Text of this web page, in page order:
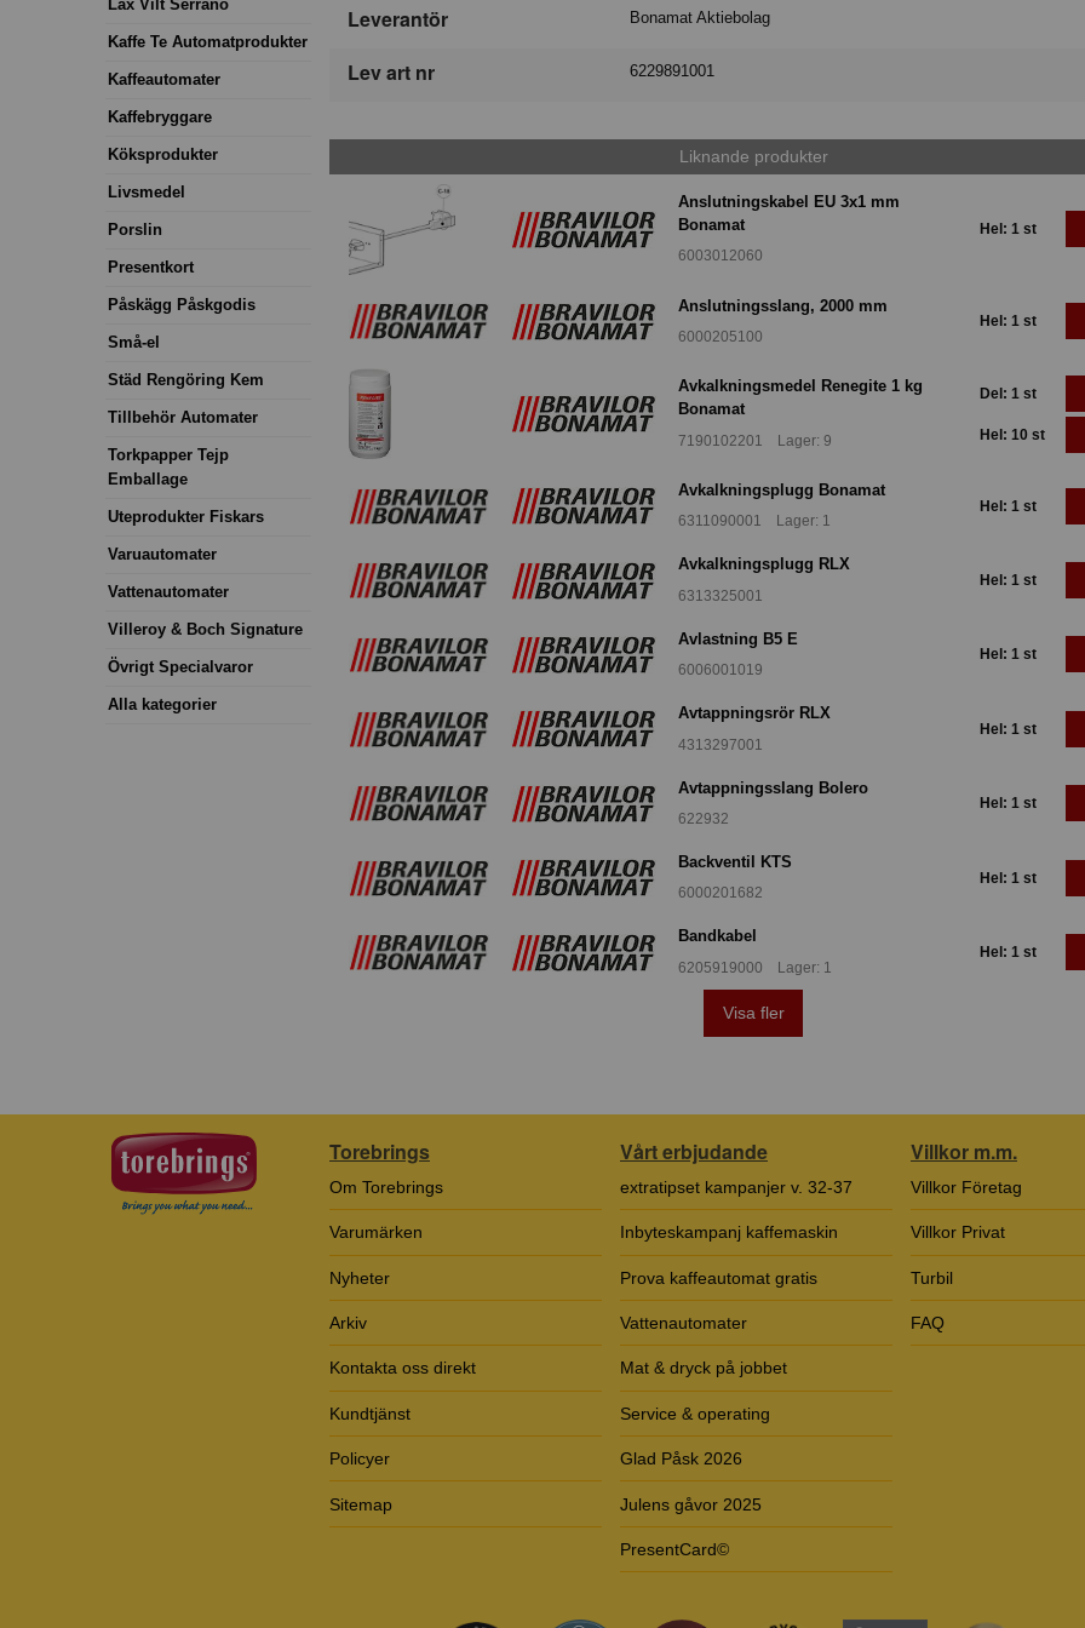
Lax Vilt Serrano
Kaffe Te Automatprodukter
Kaffeautomater
Kaffebryggare
Köksprodukter
Livsmedel
Porslin
Presentkort
Påskägg Påskgodis
Små-el
Städ Rengöring Kem
Tillbehör Automater
Torkpapper Tejp
Emballage
Uteprodukter Fiskars
Varuautomater
Vattenautomater
Villeroy & Boch Signature
Övrigt Specialvaror
Alla kategorier
Leverantör Bonamat Aktiebolag
Lev art nr 6229891001
Liknande produkter
Anslutningskabel EU 3x1 mm
Bonamat
6003012060
Hel: 1 st
Anslutningsslang, 2000 mm
6000205100
Hel: 1 st
Avkalkningsmedel Renegite 1 kg
Bonamat
7190102201 Lager: 9
Del: 1 st
Hel: 10 st
Avkalkningsplugg Bonamat
6311090001 Lager: 1
Hel: 1 st
Avkalkningsplugg RLX
6313325001
Hel: 1 st
Avlastning B5 E
6006001019
Hel: 1 st
Avtappningsrör RLX
4313297001
Hel: 1 st
Avtappningsslang Bolero
622932
Hel: 1 st
Backventil KTS
6000201682
Hel: 1 st
Bandkabel
6205919000 Lager: 1
Hel: 1 st
Visa fler
Torebrings
Om Torebrings
Varumärken
Nyheter
Arkiv
Kontakta oss direkt
Kundtjänst
Policyer
Sitemap
Vårt erbjudande
extratipset kampanjer v. 32-37
Inbyteskampanj kaffemaskin
Prova kaffeautomat gratis
Vattenautomater
Mat & dryck på jobbet
Service & operating
Glad Påsk 2026
Julens gåvor 2025
PresentCard©
Villkor m.m.
Villkor Företag
Villkor Privat
Turbil
FAQ